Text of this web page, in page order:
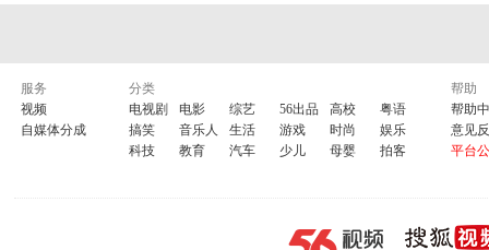
服务
视频
自媒体分成
分类
电视剧
电影 综艺 56出品 高校
粤语
搞笑
音乐人 生活 游戏 时尚
娱乐
科技
教育 汽车 少儿 母婴 拍客
帮助
帮助
意见
平台